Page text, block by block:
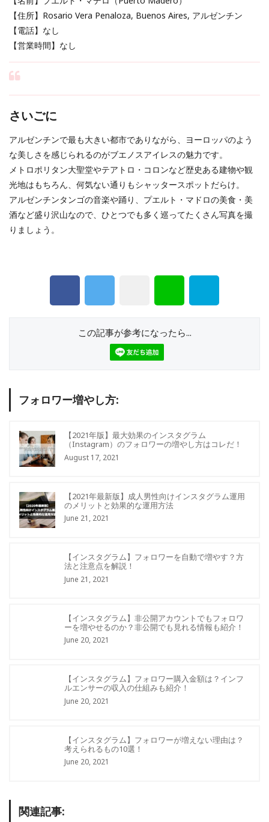
【住所】Rosario Vera Penaloza, Buenos Aires, アルゼンチン
【電話】なし
【営業時間】なし
さいごに
アルゼンチンで最も大きい都市でありながら、ヨーロッパのよう
な美しさを感じられるのがブエノスアイレスの魅力です。
メトロポリタン大聖堂やテアトロ・コロンなど歴史ある建物や観
光地はもちろん、何気ない通りもシャッタースポットだらけ。
アルゼンチンタンゴの音楽や踊り、プエルト・マドロの美食・美
酒など盛り沢山なので、ひとつでも多く巡ってたくさん写真を撮
りましょう。
この記事が参考になったら...
フォロワー増やし方:
【2021年版】最大効果のインスタグラム
（Instagram）のフォロワーの増やし方はコレだ！
August 17, 2021
【2021年最新版】成人男性向けインスタグラム運用
のメリットと効果的な運用方法
June 21, 2021
【インスタグラム】フォロワーを自動で増やす？方
法と注意点を解説！
June 21, 2021
【インスタグラム】非公開アカウントでもフォロワ
ーを増やせるのか？非公開でも見れる情報も紹介！
June 20, 2021
【インスタグラム】フォロワー購入金額は？インフ
ルエンサーの収入の仕組みも紹介！
June 20, 2021
【インスタグラム】フォロワーが増えない理由は？
考えられるもの10選！
June 20, 2021
関連記事: